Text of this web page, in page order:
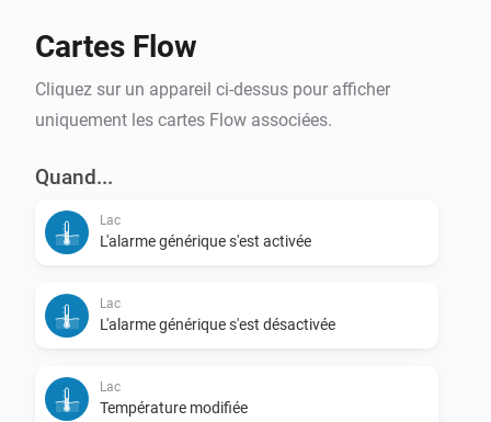
Cartes Flow
Cliquez sur un appareil ci-dessus pour afficher
uniquement les cartes Flow associées.
Quand...
Lac
L'alarme générique s'est activée
Lac
L'alarme générique s'est désactivée
Lac
Température modifiée